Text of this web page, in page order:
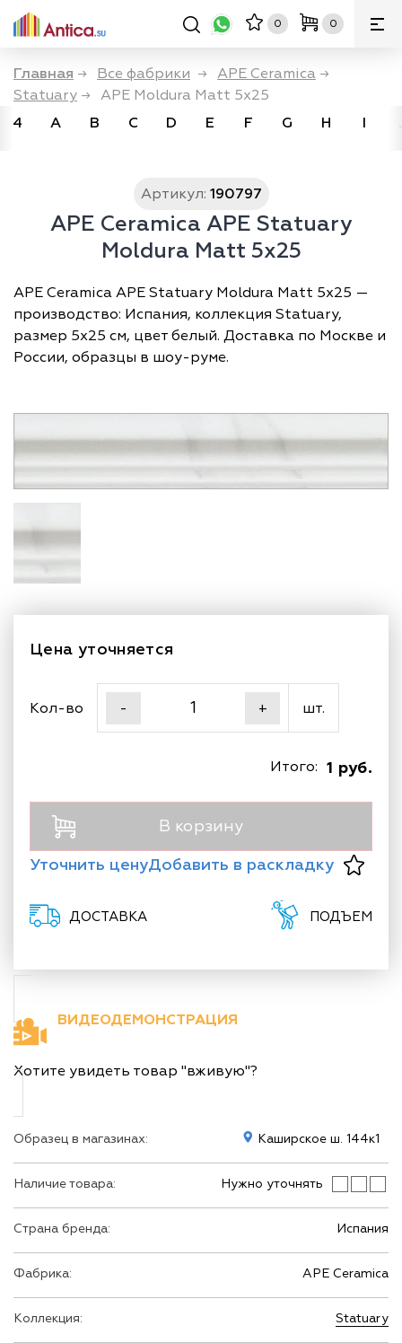
0 0
Главная → Все фабрики → APE Ceramica →
Statuary → APE Moldura Matt 5x25
4
A B C D E F G H I
Артикул: 190797
APE Ceramica APE Statuary
Moldura Matt 5x25
APE Ceramica APE Statuary Moldura Matt 5x25 —
производство: Испания, коллекция Statuary,
размер 5х25 см, цвет белый. Доставка по Москве и
России, образцы в шоу-руме.
Образец в магазинах: Каширское ш. 144к1
Наличие товара: Нужно уточнять
Страна бренда: Испания
Фабрика: APE Ceramica
Коллекция: Statuary
Цена уточняется
Кол-во - + шт.
1 руб.
Итого:
В корзину
Уточнить ценуДобавить в раскладку
ДОСТАВКА ПОДЪЕМ
ВИДЕОДЕМОНСТРАЦИЯ
Хотите увидеть товар "вживую"?